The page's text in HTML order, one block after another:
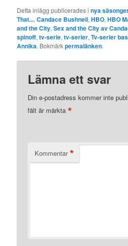
Detta inlägg publicerades inya
That...,Candace Bushnell,HBO,HBO
and the City,Sex and the City av
spinoff,tv-serie,tv-serier,Tv-serier
Annika. Bokmärkpermalänken.
Lämna ett svar
Din e-postadress kommer inte
fält är märkta*
Kommentar *